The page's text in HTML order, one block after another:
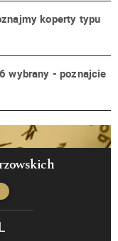
koperty typu
wybrany - poznajcie